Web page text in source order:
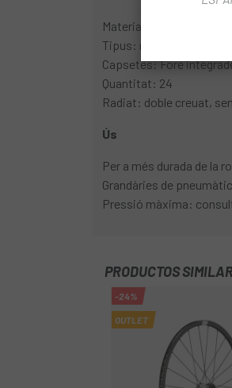
Material: acer
Tipus: recte, aero, doble
Capsetes: Fore
Quantitat: 24
Radiat: doble creuat,
Ús
Per a més durada de la
Grandàries de
Pressió màxima:
PRODUCTOS
-24%
OUTLET